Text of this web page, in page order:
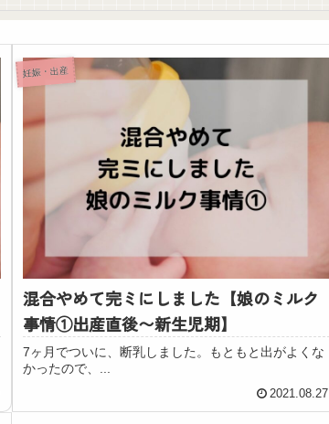
妊娠・出産
混合やめて完ミにしました【娘のミルク
事情①出産直後〜新生児期】
7ヶ月でついに、断乳しました。もともと出がよくな
かったので、...
2021.08.27